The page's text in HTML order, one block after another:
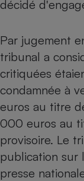
décidé
Par jugement
tribunal a
critiquées
condamnée à
euros au titre
000 euros au
provisoire. Le
publication sur
presse